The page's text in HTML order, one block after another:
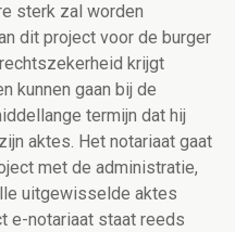
sterk zal worden
dit project voor de burger
krijgt
kunnen gaan bij de
termijn dat hij
aktes. Het notariaat gaat
met de administratie,
uitgewisselde aktes
e-notariaat staat reeds